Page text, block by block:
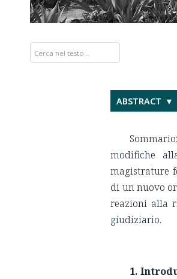
ABSTRACT
modifiche
magistrature
di un nuovo
reazioni alla
giudiziario.
1.